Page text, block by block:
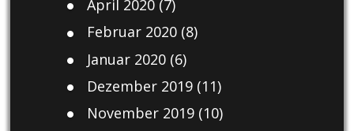
April 2020(7)
Februar 2020(8)
Januar 2020(6)
Dezember 2019(11)
November 2019(10)